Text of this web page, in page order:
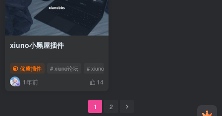
xiuno小黑屋插件
优质插件 # xiuno论坛 # xiuno插件
1年前 14
1 2